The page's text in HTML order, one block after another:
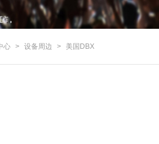
心 设备周边 美国DBX